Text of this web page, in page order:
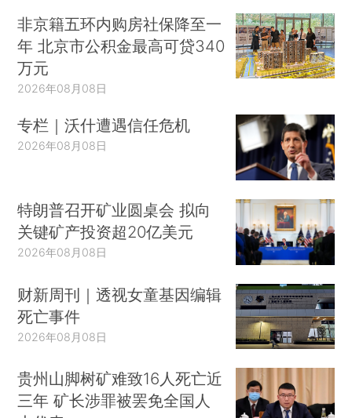
非京籍五环内购房社保降至一
年 北京市公积金最高可贷340
万元
2026年08月08日
专栏｜沃什遭遇信任危机
2026年08月08日
特朗普召开矿业圆桌会 拟向
关键矿产投资超20亿美元
2026年08月08日
财新周刊｜透视女童基因编辑
死亡事件
2026年08月08日
贵州山脚树矿难致16人死亡近
三年 矿长涉罪被罢免全国人